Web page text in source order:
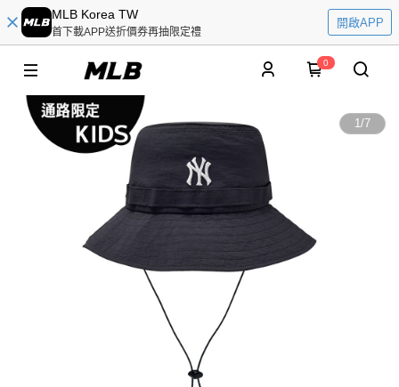
MLB Korea TW
首下載APP送折價券再抽限定禮
開啟APP
0
1/7